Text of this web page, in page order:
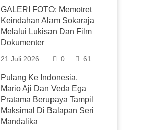
GALERI FOTO: Memotret
Keindahan Alam Sokaraja
Melalui Lukisan Dan Film
Dokumenter
21 Juli 2026 0 61
Pulang Ke Indonesia,
Mario Aji Dan Veda Ega
Pratama Berupaya Tampil
Maksimal Di Balapan Seri
Mandalika